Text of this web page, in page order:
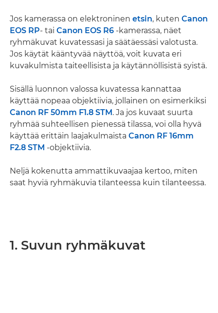
Jos kamerassa on elektroninen etsin, kuten Canon
EOS RP- tai Canon EOS R6 -kamerassa, näet
ryhmäkuvat kuvatessasi ja säätäessäsi valotusta.
Jos käytät kääntyvää näyttöä, voit kuvata eri
kuvakulmista taiteellisista ja käytännöllisistä syistä.
Sisällä luonnon valossa kuvatessa kannattaa
käyttää nopeaa objektiivia, jollainen on esimerkiksi
Canon RF 50mm F1.8 STM. Ja jos kuvaat suurta
ryhmää suhteellisen pienessä tilassa, voi olla hyvä
käyttää erittäin laajakulmaista Canon RF 16mm
F2.8 STM -objektiivia.
Neljä kokenutta ammattikuvaajaa kertoo, miten
saat hyviä ryhmäkuvia tilanteessa kuin tilanteessa.
1. Suvun ryhmäkuvat